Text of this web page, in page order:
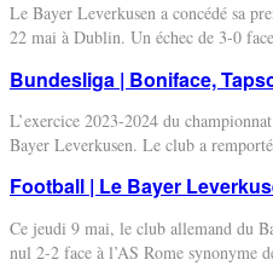
Le Bayer Leverkusen a concédé sa
22 mai à Dublin. Un échec de 3-0
Bundesliga | Boniface,
L’exercice 2023-2024 du
Bayer Leverkusen. Le club a
Football | Le Bayer
Ce jeudi 9 mai, le club allemand du
nul 2-2 face à l’AS Rome synonyme